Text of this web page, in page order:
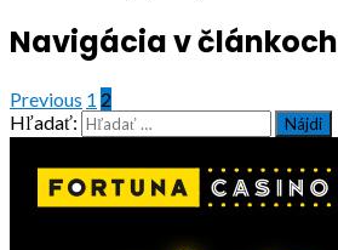
Navigácia v článkoch
Previous 1 2
Hľadať: